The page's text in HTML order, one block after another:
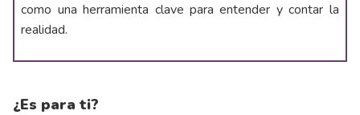
como una herramienta clave para entender y contar la
realidad.
¿Es para ti?